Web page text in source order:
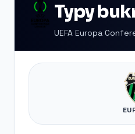
Typy
UEFA Europa